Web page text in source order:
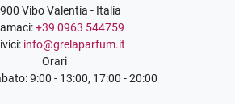
Vibo Valentia - Italia
+39 0963 544759
info@grelaparfum.it
Orari
9:00 - 13:00, 17:00 - 20:00